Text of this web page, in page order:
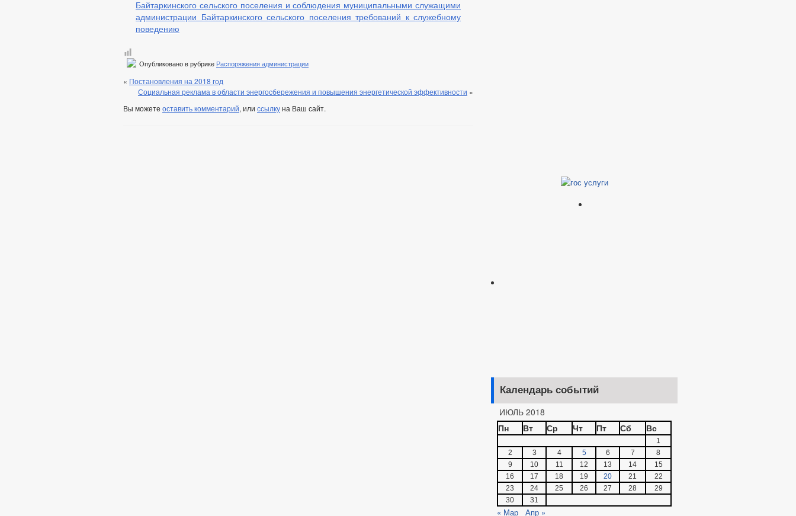
Байтаркинского сельского поселения и соблюдения муниципальными служащими
администрации Байтаркинского сельского поселения требований к служебному
поведению
Опубликовано в рубрике Распоряжения администрации
« Постановления на 2018 год
Социальная реклама в области энергосбережения и повышения энергетической эффективности »
Вы можете оставить комментарий, или ссылкуна Ваш сайт.
Календарь событий
ИЮЛЬ 2018
Пн
Вт Ср Чт Пт Сб Вс
1
2
3 4 5 6 7
8
9
10 11 12 13 14
15
16
17 18 19 20 21
22
23
24 25 26 27 28
29
30
31
« Мар Апр »